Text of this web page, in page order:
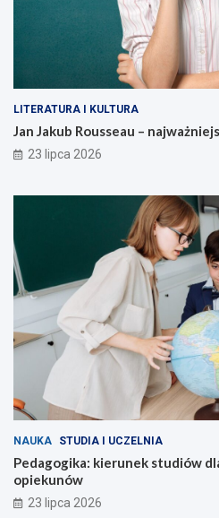
LITERATURA I KULTURA
Jan Jakub Rousseau –
23 lipca 2026
NAUKA STUDIA I UCZELNIA
Pedagogika: kierunek studiów
opiekunów
23 lipca 2026